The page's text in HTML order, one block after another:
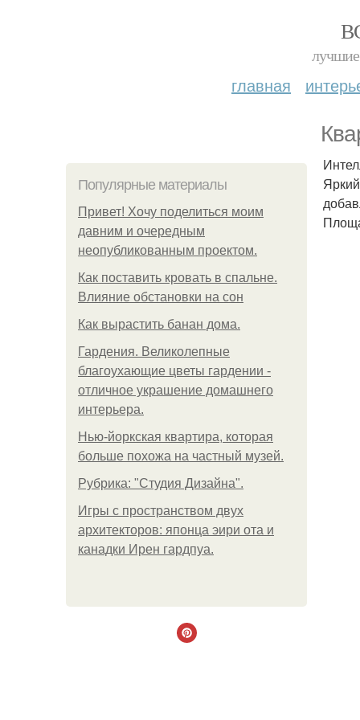
лучшие
главная
Популярные материалы
Привет! Хочу поделиться моим
давним и очередным
неопубликованным проектом.
Как поставить кровать в спальне.
Влияние обстановки на сон
Как вырастить банан дома.
Гардения. Великолепные
благоухающие цветы гардении -
отличное украшение домашнего
интерьера.
Нью-йоркская квартира, которая
больше похожа на частный музей.
Рубрика: "Студия Дизайна".
Игры с пространством двух
архитекторов: японца эири ота и
канадки Ирен гардпуа.